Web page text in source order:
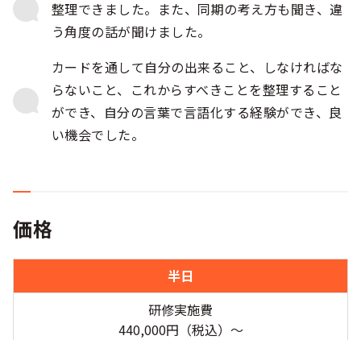
整理できました。また、同期の考え方も聞き、違
う角度の話が聞けました。
カードを通して自分の出来ること、しなければな
らないこと、これからすべきことを整理すること
ができ、自分の言葉で言語化する経験ができ、良
い機会でした。
価格
半日
研修実施費
440,000円（税込）〜